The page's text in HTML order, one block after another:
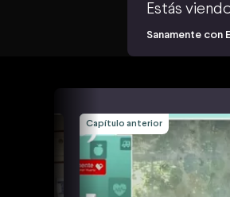
Estás
Sanamente con
Capítulo anterior